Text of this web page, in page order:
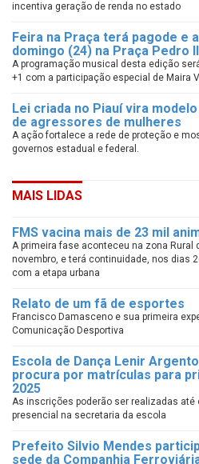
incentiva geração de renda no estado
Feira na Praça terá pagode e
domingo (24) na Praça Pedro II
A programação musical desta edição
+1 com a participação especial de Maira
Lei criada no Piauí vira
de agressores de mulheres
A ação fortalece a rede de proteção e
governos estadual e federal.
MAIS LIDAS
FMS vacina mais de 23 mil
A primeira fase aconteceu na zona Rural
novembro, e terá continuidade, nos dias
com a etapa urbana
Relato de um fã de esportes
Francisco Damasceno e sua primeira
Comunicação Desportiva
Escola de Dança Lenir
procura por matrículas para
2025
As inscrições poderão ser realizadas até
presencial na secretaria da escola
Prefeito Silvio Mendes
sede da Companhia